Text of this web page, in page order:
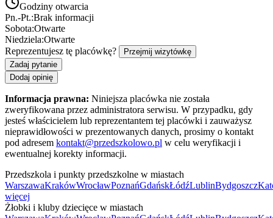
Godziny otwarcia
Pn.-Pt.:Brak informacji
Sobota:Otwarte
Niedziela:Otwarte
Reprezentujesz tę placówkę?
Przejmij wizytówkę
Zadaj pytanie
Dodaj opinię
Informacja prawna: Niniejsza placówka nie została
zweryfikowana przez administratora serwisu. W przypadku, gdy
jesteś właścicielem lub reprezentantem tej placówki i zauważysz
nieprawidłowości w prezentowanych danych, prosimy o kontakt
pod adresem kontakt@przedszkolowo.pl w celu weryfikacji i
ewentualnej korekty informacji.
Przedszkola i punkty przedszkolne w miastach
WarszawaKrakówWrocławPoznańGdańskŁódźLublinBydgoszcz
więcej
Żłobki i kluby dziecięce w miastach